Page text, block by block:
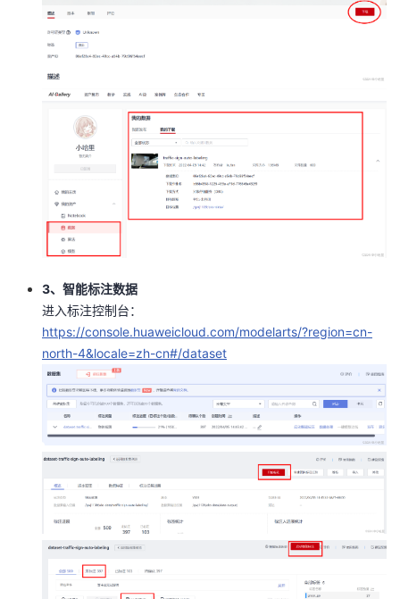
3、智能标注数据
进入标注控制台：
https://console.huaweicloud.com/modelarts/?region=cn-
north-4&locale=zh-cn#/dataset